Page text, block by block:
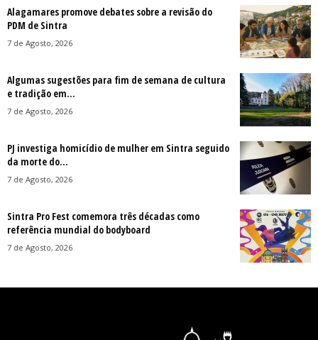
Alagamares promove debates sobre a revisão do
PDM de Sintra
7 de Agosto, 2026
Algumas sugestões para fim de semana de cultura
e tradição em...
7 de Agosto, 2026
PJ investiga homicídio de mulher em Sintra seguido
da morte do...
7 de Agosto, 2026
Sintra Pro Fest comemora três décadas como
referência mundial do bodyboard
7 de Agosto, 2026